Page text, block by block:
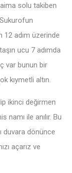
solu takiben
adım üzerinde
ucu 7 adımda
var bunun bir
kıymetli altın.
ikinci değirmen
ile anılır. Bu
duvara dönünce
açarız ve